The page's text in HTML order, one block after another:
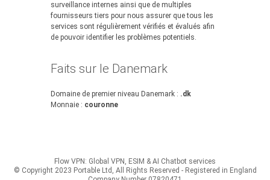
surveillance internes ainsi que de multiples
fournisseurs tiers pour nous assurer que tous les
services sont régulièrement vérifiés et évalués afin
de pouvoir identifier les problèmes potentiels.
Faits sur le Danemark
Domaine de premier niveau Danemark : .dk
Monnaie : couronne
Flow VPN: Global VPN, ESIM & AI Chatbot services
© Copyright 2023 Portable Ltd, All Rights Reserved - Registered in England